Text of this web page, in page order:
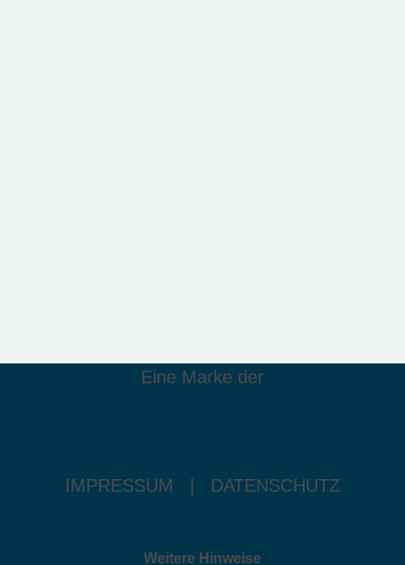
Eine Marke der
IMPRESSUM DATENSCHUTZ
Weitere Hinweise